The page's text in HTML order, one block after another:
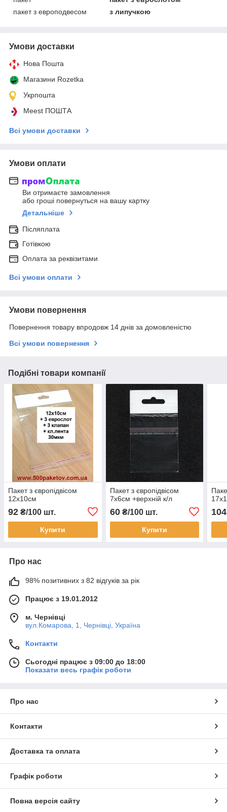
пакет з европодвесом
з липучкою
Умови доставки
Нова Пошта
Магазини Rozetka
Укрпошта
Meest ПОШТА
Всі умови доставки
Умови оплати
Ви отримаєте замовлення
або гроші повернуться на вашу картку
Детальніше
Післяплата
Готівкою
Оплата за реквізитами
Всі умови оплати
Умови повернення
Повернення товару впродовж 14 днів за домовленістю
Всі умови повернення
Подібні товари компанії
Пакет з європідвісом
12х10см
92 ₴/100 шт.
Купити
Пакет з європідвісом
7х6см +верхній к/л
60₴/100 шт.
Купити
104
Про нас
98% позитивних з 82 відгуків за рік
Працює з 19.01.2012
м. Чернівці
вул.Комарова, 1, Чернівці, Україна
Контакти
Сьогодні працює з 09:00 до 18:00
Показати весь графік роботи
Про нас
Контакти
Доставка та оплата
Графік роботи
Повна версія сайту